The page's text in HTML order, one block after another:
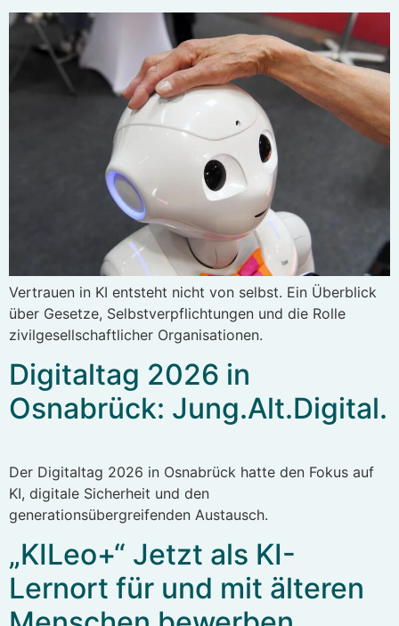
Vertrauen in KI entsteht nicht von selbst. Ein Überblick
über Gesetze, Selbstverpflichtungen und die Rolle
zivilgesellschaftlicher Organisationen.
Digitaltag 2026 in
Osnabrück: Jung.Alt.Digital.
Der Digitaltag 2026 in Osnabrück hatte den Fokus auf
KI, digitale Sicherheit und den
generationsübergreifenden Austausch.
„KILeo+“ Jetzt als KI-
Lernort für und mit älteren